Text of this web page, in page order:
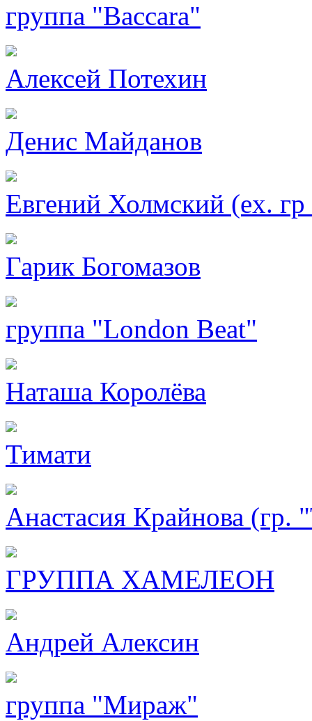
группа "Baccara"
Алексей Потехин
Денис Майданов
Евгений Холмский (eх.
Гарик Богомазов
группа "London Beat"
Наташа Королёва
Тимати
Анастасия Крайнова (гр.
ГРУППА ХАМЕЛЕОН
Андрей Алексин
группа "Мираж"